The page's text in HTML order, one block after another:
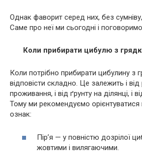
Однак фаворит серед них, без
Саме про неї ми сьогодні і
Коли прибирати цибулю з
Коли потрібно прибирати цибулину з
відповісти складно. Це залежить і від
проживання, і від ґрунту на ділянці, і
Тому ми рекомендуємо орієнтуватися
ознак:
Пір’я — у повністю дозрілої
жовтими і вилягаючими.